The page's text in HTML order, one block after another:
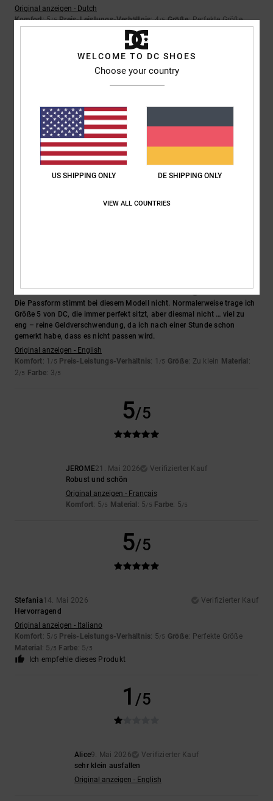
Original anzeigen - Dutch
Komfort: 5/5 Preis-Leistungs-Verhältnis: 4/5 Größe: Perfekte Größe
Ich empfehle dieses Produkt
2/5
28. Mai 2026
Die Größe stimmt überhaupt nicht. Man muss eine ganze Größe größer
nehmen.
Original anzeigen - English
Die Passform stimmt bei diesem Modell nicht. Normalerweise trage ich
Größe 5 von DC, die immer perfekt sitzt, aber diesmal nicht … viel zu
eng – reine Geldverschwendung, da ich nach einer Stunde schon
gemerkt habe, dass es nicht passen wird.
Original anzeigen - English
Komfort: 1 /5 Preis-Leistungs-Verhältnis: 1 /5 Größe: Zu klein Material :
2/5 Farbe: 3/5
5/5
JEROME21. Mai 2026
Verifizierter Kauf
Robust und schön
Original anzeigen - Français
Komfort: 5/5 Material : 5/5 Farbe: 5/5
5/5
Stefania14. Mai 2026
Verifizierter Kauf
Hervorragend
Original anzeigen - Italiano
Komfort: 5/5 Preis-Leistungs-Verhältnis: 5/5 Größe: Perfekte Größe
Material : 5 /5 Farbe: 5/5
Ich empfehle dieses Produkt
1/5
Alice9. Mai 2026
Verifizierter Kauf
sehr klein ausfallen
Original anzeigen - English
WELCOME TO DC SHOES
Choose your country
US SHIPPING ONLY DE SHIPPING ONLY
VIEW ALL COUNTRIES